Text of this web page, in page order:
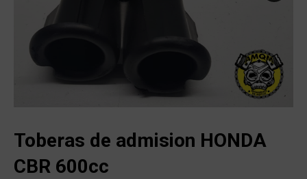
Toberas de admision HONDA
CBR 600cc